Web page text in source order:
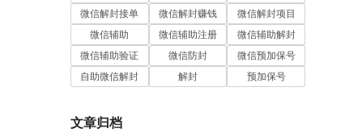
微信解封接单
微信解封赚钱
微信解封项目
微信辅助
微信辅助注册
微信辅助解封
微信辅助验证
微信防封
微信预加保号
自助微信解封
解封 预加保号
文章归档